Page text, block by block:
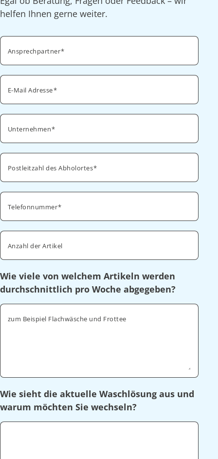
helfen Ihnen gerne weiter.
Ansprechpartner
E-Mail Adresse
Unternehmen
Postleitzahl des Abholortes
Telefonnummer
Anzahl der Artikel
Wie viele von welchem Artikeln werden
durchschnittlich pro Woche abgegeben?
zum Beispiel Flachwäsche und Frottee
Wie sieht die aktuelle Waschlösung aus und
warum möchten Sie wechseln?